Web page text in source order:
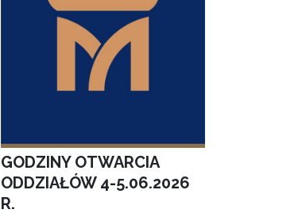
GODZINY OTWARCIA
ODDZIAŁÓW 4-5.06.2026
R.